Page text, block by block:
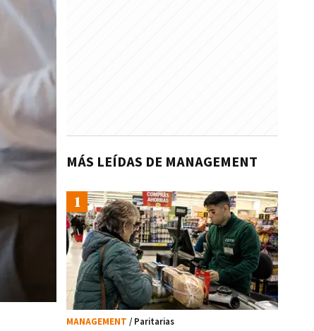
MÁS LEÍDAS DE MANAGEMENT
MANAGEMENT / Paritarias